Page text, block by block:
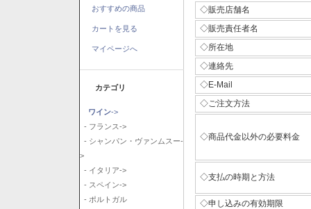
おすすめの商品
カートを見る
マイページへ
カテゴリ
ワイン->
- フランス->
- シャンパン・ヴァンムスー-
>
- イタリア->
- スペイン->
- ポルトガル
◇販売店舗名
◇販売責任者名
◇所在地
◇連絡先
◇E-Mail
◇ご注文方法
◇商品代金以外の必要料金
◇支払の時期と方法
◇申し込みの有効期限